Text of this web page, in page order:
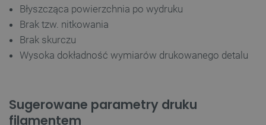
Błyszcząca powierzchnia po wydruku
Brak tzw. nitkowania
Brak skurczu
Wysoka dokładność wymiarów drukowanego detalu
Sugerowane parametry druku
filamentem